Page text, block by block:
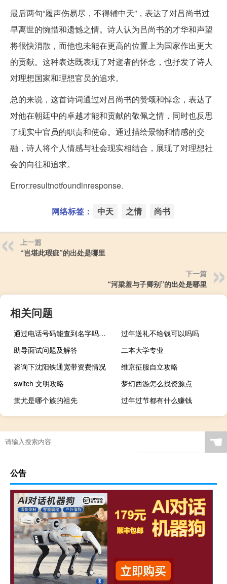
最后两句“履声伤易尽，不得辅中天”，表达了对吕尚书过
早离世的惋惜和遗憾之情。诗人认为吕尚书的才华和声望
将很快消散，而他也未能在更高的位置上为国家作出更大
的贡献。这种表达既表现了对逝者的怀念，也抒发了诗人
对理想国家和理想官员的追求。
总的来说，这首诗词通过对吕尚书的赞颂和悼念，表达了
对他在朝廷中的卓越才能和贡献的敬佩之情，同时也反思
了现实中官员的职责和使命。通过描绘景物和情感的交
融，诗人将个人情感与社会现实相结合，展现了对理想社
会的向往和追求。
Error:resultnotfoundinresponse.
网络标签： 中天 之情 尚书
上一篇
“岂堪此瑕疵”的出处是哪里
下一篇
“河梁羞与子卿别”的出处是哪里
相关问题
通过电话号码能查到名字吗微信（通过电话号码能查到名字吗）
过年送礼不给钱可以吗吗
助导面试问题及解答
二本大学专业
咨询下沈阳铁通宽带资费情况
维京征服自立攻略
switch 文明攻略
梦幻西游怎么找资源点
蚩尤是哪个族的祖先
过年过节都有什么赚钱
☚
公告